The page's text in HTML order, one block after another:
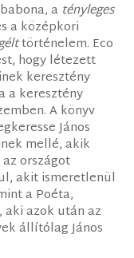
a tényleges
a középkori
történelem. Eco
hogy létezett
keresztény
a keresztény
A könyv
János
mellé, akik
országot
akit ismeretlenül
a Poéta,
aki azok után az
állítólag János